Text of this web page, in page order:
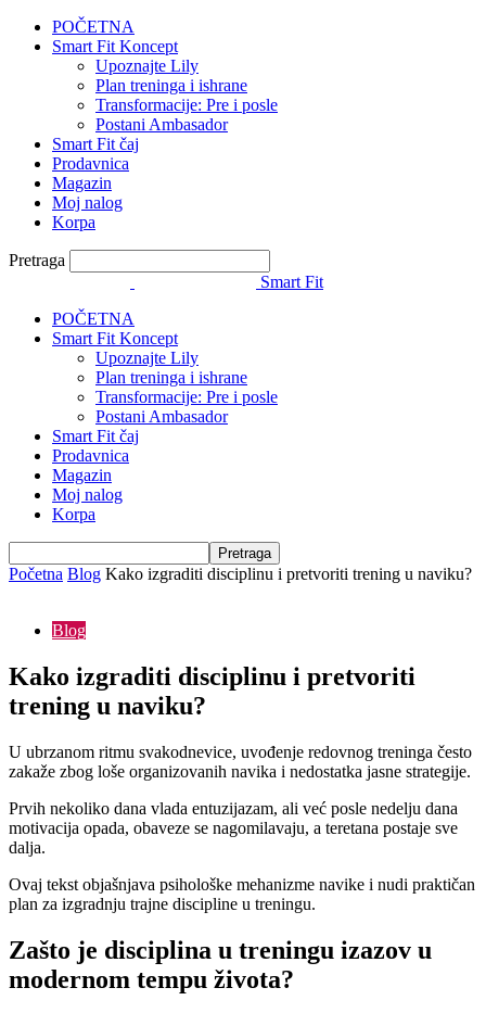
POČETNA
Smart Fit Koncept
Upoznajte Lily
Plan treninga i ishrane
Transformacije: Pre i posle
Postani Ambasador
Smart Fit čaj
Prodavnica
Magazin
Moj nalog
Korpa
Pretraga
Smart Fit
POČETNA
Smart Fit Koncept
Upoznajte Lily
Plan treninga i ishrane
Transformacije: Pre i posle
Postani Ambasador
Smart Fit čaj
Prodavnica
Magazin
Moj nalog
Korpa
Početna Blog Kako izgraditi disciplinu i pretvoriti trening u naviku?
Blog
Kako izgraditi disciplinu i pretvoriti
trening u naviku?
U ubrzanom ritmu svakodnevice, uvođenje redovnog treninga često
zakaže zbog loše organizovanih navika i nedostatka jasne strategije.
Prvih nekoliko dana vlada entuzijazam, ali već posle nedelju dana
motivacija opada, obaveze se nagomilavaju, a teretana postaje sve
dalja.
Ovaj tekst objašnjava psihološke mehanizme navike i nudi praktičan
plan za izgradnju trajne discipline u treningu.
Zašto je disciplina u treningu izazov u
modernom tempu života?